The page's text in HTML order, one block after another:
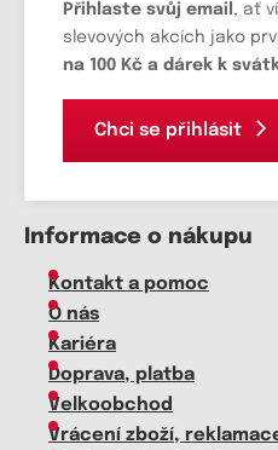
Přihlaste svůj email , ať
slevových akcích jako
na 100 Kč a dárek k
Chci se přihlásit
Informace o nákupu
Kontakt a pomoc
O nás
Kariéra
Doprava, platba
Velkoobchod
Vrácení zboží,